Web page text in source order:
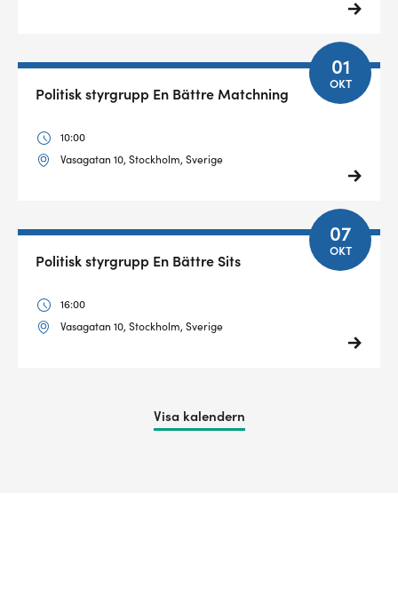
01
OKT
Politisk styrgrupp En Bättre Matchning
10:00
Vasagatan 10, Stockholm, Sverige
07
OKT
Politisk styrgrupp En Bättre Sits
16:00
Vasagatan 10, Stockholm, Sverige
Visa kalendern